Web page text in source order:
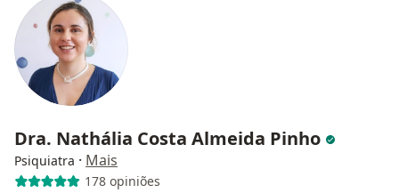
Dra. Nathália Costa Almeida Pinho
Psiquiatra · Mais
178 opiniões